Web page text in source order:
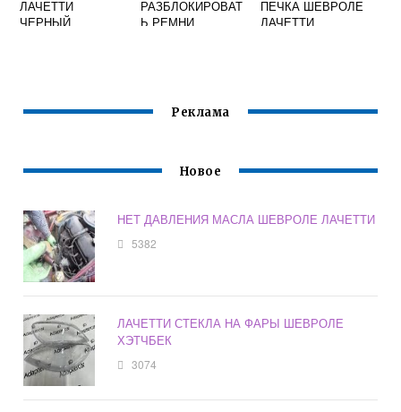
ЛАЧЕТТИ
ЧЕРНЫЙ
РАЗБЛОКИРОВАТ
Ь РЕМНИ
ПЕЧКА ШЕВРОЛЕ
ЛАЧЕТТИ
Реклама
Новое
НЕТ ДАВЛЕНИЯ МАСЛА ШЕВРОЛЕ ЛАЧЕТТИ
5382
ЛАЧЕТТИ СТЕКЛА НА ФАРЫ ШЕВРОЛЕ
ХЭТЧБЕК
3074